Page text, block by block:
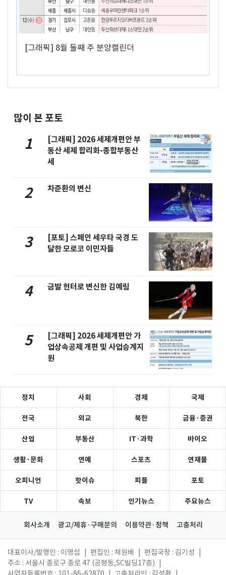
[그래픽] 8월 둘째 주 분양캘린더
많이 본 포토
1
[그래픽] 2026 세제개편안 부
동산 세제 합리화-종합부동산
세
2 차준환의 변신
3
[포토] 스페인 세우타 국경 도
달한 모로코 이민자들
4 금발 헌터로 변신한 김예림
5
[그래픽] 2026 세제개편안 가
업상속공제 개편 및 사업승계지
원
정치 사회 경제 국제
전국 외교 북한 금융·증권
산업 부동산 IT·과학 바이오
생활·문화 연예 스포츠 연재물
오피니언 핫이슈 피플 포토
TV 속보 인기뉴스 주요뉴스
회사소개 광고/제휴·구매문의 이용약관·정책 고충처리
대표이사/발행인 : 이영섭 편집인 : 채원배 편집국장 : 김기성
주소 : 서울시 종로구 종로 47 (공평동,SC빌딩17층)